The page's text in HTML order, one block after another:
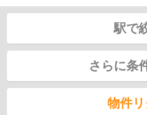
駅で
さらに条
物件